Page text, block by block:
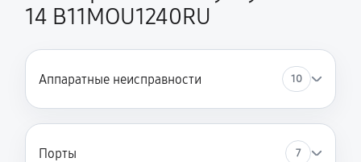
14 B11MOU1240RU
Аппаратные неисправности 10
Порты 7